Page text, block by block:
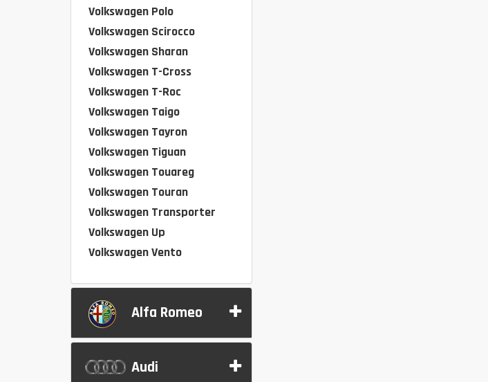
Volkswagen Polo
Volkswagen Scirocco
Volkswagen Sharan
Volkswagen T-Cross
Volkswagen T-Roc
Volkswagen Taigo
Volkswagen Tayron
Volkswagen Tiguan
Volkswagen Touareg
Volkswagen Touran
Volkswagen Transporter
Volkswagen Up
Volkswagen Vento
Alfa Romeo
Audi